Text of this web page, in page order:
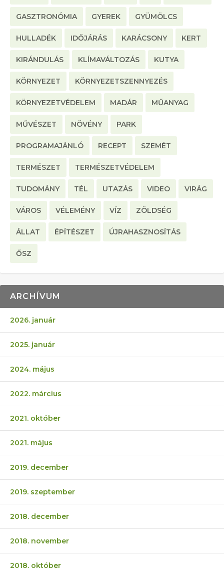
GASZTRONÓMIA GYEREK GYÜMÖLCS
HULLADÉK IDŐJÁRÁS KARÁCSONY KERT
KIRÁNDULÁS KLÍMAVÁLTOZÁS KUTYA
KÖRNYEZET KÖRNYEZETSZENNYEZÉS
KÖRNYEZETVÉDELEM MADÁR MŰANYAG
MŰVÉSZET NÖVÉNY PARK
PROGRAMAJÁNLÓ RECEPT SZEMÉT
TERMÉSZET TERMÉSZETVÉDELEM
TUDOMÁNY TÉL UTAZÁS VIDEO VIRÁG
VÁROS VÉLEMÉNY VÍZ ZÖLDSÉG
ÁLLAT ÉPÍTÉSZET ÚJRAHASZNOSÍTÁS
ŐSZ
ARCHÍVUM
2026. január
2025. január
2024. május
2022. március
2021. október
2021. május
2019. december
2019. szeptember
2018. december
2018. november
2018. október